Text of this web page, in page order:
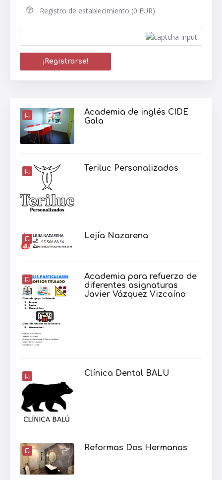
Registro de establecimiento (0 EUR)
Academia de inglés CIDE
Gala
Teriluc Personalizados
Lejía Nazarena
Academia para refuerzo de
diferentes asignaturas
Javier Vázquez Vizcaíno
Clínica Dental BALU
Reformas Dos Hermanas